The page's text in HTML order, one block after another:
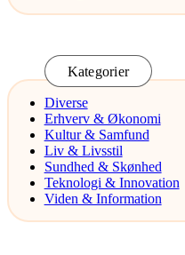
Kategorier
Diverse
Erhverv & Økonomi
Kultur & Samfund
Liv & Livsstil
Sundhed & Skønhed
Teknologi & Innovation
Viden & Information